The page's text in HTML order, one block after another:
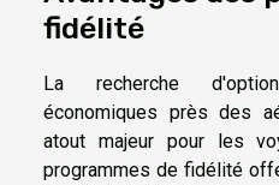
fidélité
La recherche
économiques près des
atout majeur pour les
programmes de fidélité